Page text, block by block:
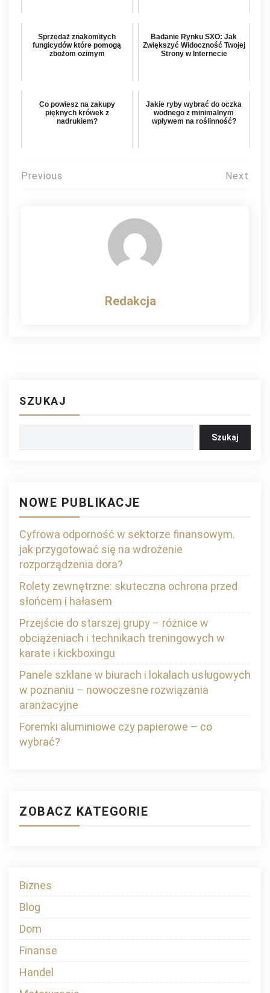
Sprzedaż znakomitych
fungicydów które pomogą
zbożom ozimym
Badanie Rynku SXO: Jak
Zwiększyć Widoczność Twojej
Strony w Internecie
Co powiesz na zakupy
pięknych krówek z
nadrukiem?
Jakie ryby wybrać do oczka
wodnego z minimalnym
wpływem na roślinność?
Nawigacja
Previous Next
Redakcja
SZUKAJ
Szukaj
NOWE PUBLIKACJE
Cyfrowa odporność w sektorze finansowym.
jak przygotować się na wdrożenie
rozporządzenia dora?
Rolety zewnętrzne: skuteczna ochrona przed
słońcem i hałasem
Przejście do starszej grupy – różnice w
obciążeniach i technikach treningowych w
karate i kickboxingu
Panele szklane w biurach i lokalach usługowych
w poznaniu – nowoczesne rozwiązania
aranżacyjne
Foremki aluminiowe czy papierowe – co
wybrać?
ZOBACZ KATEGORIE
Biznes
Blog
Dom
Finanse
Handel